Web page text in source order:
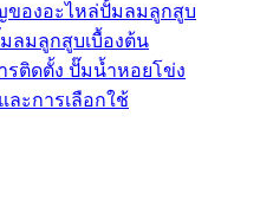
องอะไหล่ปั้มลมลูกสูบ
ลมลูกสูบเบื้องต้น
รติดตั้ง ปั๊มน้ำหอยโข่ง
ะการเลือกใช้